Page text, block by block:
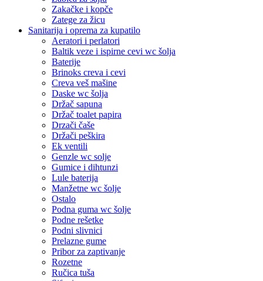
Zakačke i kopče
Zatege za žicu
Sanitarija i oprema za kupatilo
Aeratori i perlatori
Baltik veze i ispirne cevi wc šolja
Baterije
Brinoks creva i cevi
Creva veš mašine
Daske wc šolja
Držač sapuna
Držač toalet papira
Drzači čaše
Držači peškira
Ek ventili
Genzle wc solje
Gumice i dihtunzi
Lule baterija
Manžetne wc šolje
Ostalo
Podna guma wc šolje
Podne rešetke
Podni slivnici
Prelazne gume
Pribor za zaptivanje
Rozetne
Ručica tuša